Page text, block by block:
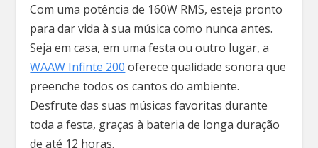
Com uma potência de 160W RMS, esteja pronto
para dar vida à sua música como nunca antes.
Seja em casa, em uma festa ou outro lugar, a
WAAW Infinte 200 oferece qualidade sonora que
preenche todos os cantos do ambiente.
Desfrute das suas músicas favoritas durante
toda a festa, graças à bateria de longa duração
de até 12 horas.